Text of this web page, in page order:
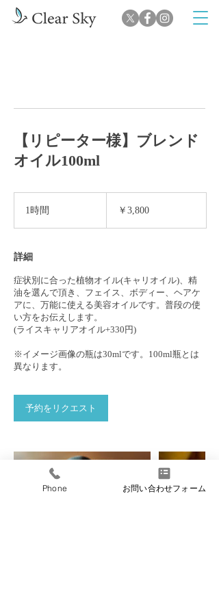
【リピーター様】ブレンド
オイル100ml
1時間 ￥3,800
詳細
症状別に合った植物オイル(キャリオイル)、精
油を選んで頂き、フェイス、ボディー、ヘアケ
アに、万能に使える美容オイルです。普段の使
い方をお伝えします。
(ライスキャリアオイル+330円)
※イメージ画像の瓶は30mlです。100ml瓶とは
異なります。
予約をリクエスト
Phone お問い合わせフォーム